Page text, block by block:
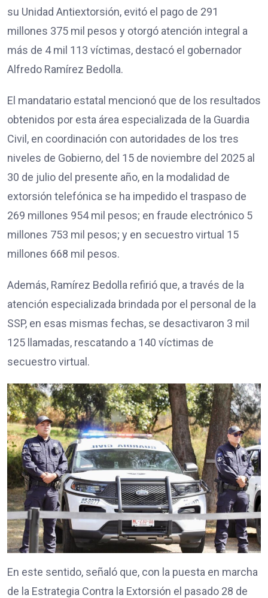
su Unidad Antiextorsión, evitó el pago de 291
millones 375 mil pesos y otorgó atención integral a
más de 4 mil 113 víctimas, destacó el gobernador
Alfredo Ramírez Bedolla.
El mandatario estatal mencionó que de los resultados
obtenidos por esta área especializada de la Guardia
Civil, en coordinación con autoridades de los tres
niveles de Gobierno, del 15 de noviembre del 2025 al
30 de julio del presente año, en la modalidad de
extorsión telefónica se ha impedido el traspaso de
269 millones 954 mil pesos; en fraude electrónico 5
millones 753 mil pesos; y en secuestro virtual 15
millones 668 mil pesos.
Además, Ramírez Bedolla refirió que, a través de la
atención especializada brindada por el personal de la
SSP, en esas mismas fechas, se desactivaron 3 mil
125 llamadas, rescatando a 140 víctimas de
secuestro virtual.
En este sentido, señaló que, con la puesta en marcha
de la Estrategia Contra la Extorsión el pasado 28 de